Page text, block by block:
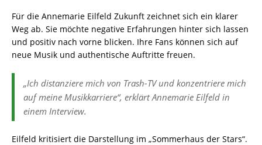
Für die Annemarie Eilfeld Zukunft zeichnet sich ein klarer
Weg ab. Sie möchte negative Erfahrungen hinter sich lassen
und positiv nach vorne blicken. Ihre Fans können sich auf
neue Musik und authentische Auftritte freuen.
„Ich distanziere mich von Trash-TV und konzentriere mich
auf meine Musikkarriere“, erklärt Annemarie Eilfeld in
einem Interview.
Eilfeld kritisiert die Darstellung im „Sommerhaus der Stars“.